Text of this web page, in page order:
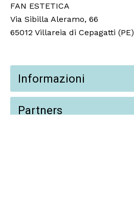
FAN ESTETICA
Via Sibilla Aleramo, 66
65012 Villareia di Cepagatti (PE)
Informazioni
Partners